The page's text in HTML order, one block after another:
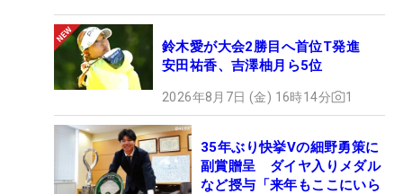
鈴木愛が大会2勝目へ首位T発進
安田祐香、吉澤柚月ら5位
2026年8月7日 (金) 16時14分 1
35年ぶり快挙Vの細野勇策に
副賞贈呈 ダイヤ入りメダル
など授与「来年もここにいら